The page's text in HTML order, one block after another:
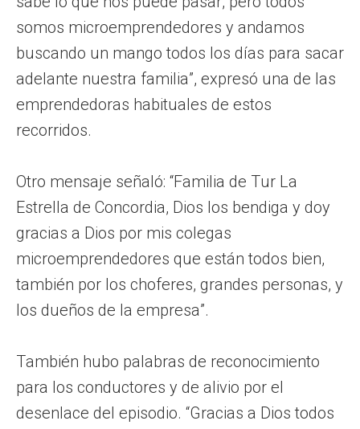
somos microemprendedores y andamos
buscando un mango todos los días para sacar
adelante nuestra familia”, expresó una de las
emprendedoras habituales de estos
recorridos.
Otro mensaje señaló: “Familia de Tur La
Estrella de Concordia, Dios los bendiga y doy
gracias a Dios por mis colegas
microemprendedores que están todos bien,
también por los choferes, grandes personas, y
los dueños de la empresa”.
También hubo palabras de reconocimiento
para los conductores y de alivio por el
desenlace del episodio. “Gracias a Dios todos